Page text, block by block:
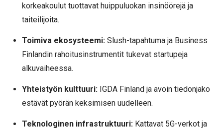
korkeakoulut tuottavat huippuluokan insinöörejä ja
taiteilijoita.
Toimiva ekosysteemi:Slush-tapahtuma ja Business
Finlandin rahoitusinstrumentit tukevat startupeja
alkuvaiheessa.
Yhteistyön kulttuuri:IGDA Finland ja avoin tiedonjako
estävät pyörän keksimisen uudelleen.
Teknologinen infrastruktuuri:Kattavat 5G-verkot ja